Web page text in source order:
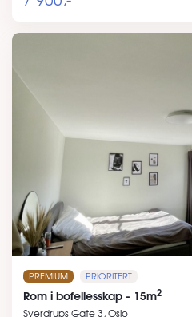
PREMIUM PRIORITERT
Rom i bofellesskap - 15m2
Sverdrups Gate 3, Oslo